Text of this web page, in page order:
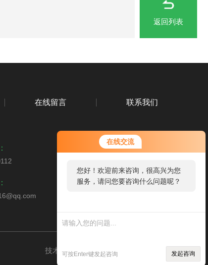
在线交流
您好！欢迎前来咨询，很高兴为您
服务，请问您要咨询什么问题呢？
了需求产品，您可以直接在线与我
联系！
可按Enter键发起咨询 发起咨询
返回列表
在线留言 联系我们
技术支持： 环保在线 sitemap.xml